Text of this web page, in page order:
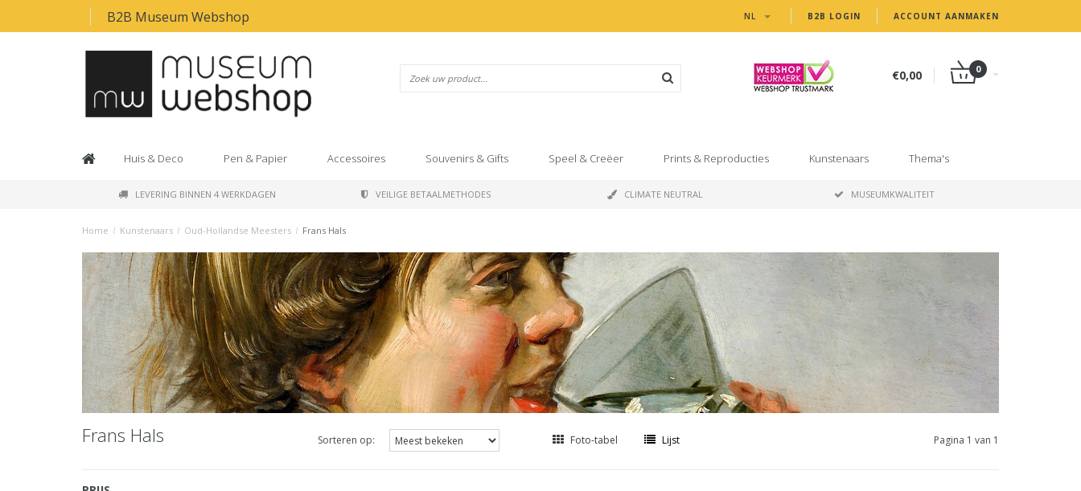
B2B Museum Webshop B2B LOGIN ACCOUNT AANMAKEN
NL
€0,00 0
Huis & Deco Pen & Papier Accessoires Souvenirs & Gifts Speel & Creëer Prints & Reproducties Kunstenaars Thema's
LEVERING BINNEN 4 WERKDAGEN VEILIGE BETAALMETHODES CLIMATE NEUTRAL MUSEUMKWALITEIT
Home / Kunstenaars / Oud-Hollandse Meesters / Frans Hals
Frans Hals Sorteren op: Foto-tabel Lijst Pagina 1 van 1